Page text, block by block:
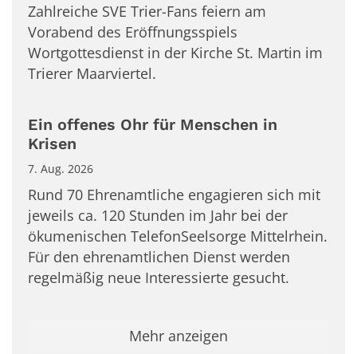
Zahlreiche SVE Trier-Fans feiern am
Vorabend des Eröffnungsspiels
Wortgottesdienst in der Kirche St. Martin im
Trierer Maarviertel.
Ein offenes Ohr für Menschen in
Krisen
7. Aug. 2026
Rund 70 Ehrenamtliche engagieren sich mit
jeweils ca. 120 Stunden im Jahr bei der
ökumenischen TelefonSeelsorge Mittelrhein.
Für den ehrenamtlichen Dienst werden
regelmäßig neue Interessierte gesucht.
Mehr anzeigen